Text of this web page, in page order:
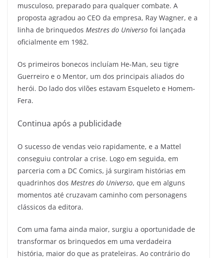
musculoso, preparado para qualquer combate. A
proposta agradou ao CEO da empresa, Ray Wagner, e a
linha de brinquedos Mestres do Universo foi lançada
oficialmente em 1982.
Os primeiros bonecos incluíam He-Man, seu tigre
Guerreiro e o Mentor, um dos principais aliados do
herói. Do lado dos vilões estavam Esqueleto e Homem-
Fera.
Continua após a publicidade
O sucesso de vendas veio rapidamente, e a Mattel
conseguiu controlar a crise. Logo em seguida, em
parceria com a DC Comics, já surgiram histórias em
quadrinhos dos Mestres do Universo, que em alguns
momentos até cruzavam caminho com personagens
clássicos da editora.
Com uma fama ainda maior, surgiu a oportunidade de
transformar os brinquedos em uma verdadeira
história, maior do que as prateleiras. Ao contrário do